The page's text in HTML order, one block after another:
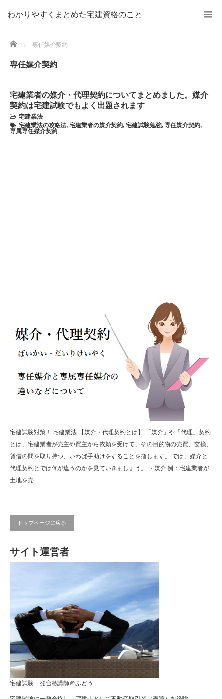
わかりやすくまとめた宅建資格のこと
Home 専任媒介契約
専任媒介契約
宅建業者の媒介・代理契約についてまとめました。媒介
契約は宅建試験でもよく出題されます
宅建業法
宅建業法の攻略法, 宅建業者の媒介契約, 宅建試験勉強, 専任媒介契約,
専属専任媒介契約
宅建試験対策！ 宅建業法 【媒介・代理契約とは】 「媒介」や「代理」契約
とは、宅建業者が売主や買主から依頼を受けて、その目的物の売買、交換、
賃借の間を取り持つ、いわば手助けをすることを指します。 では、媒介と
代理契約とでは何が違うのかを見ていきましょう。 ・媒介 例：宅建業者が
土地を売…
トップページに戻る
サイト運営者
宅建試験一発合格講師＠ふどう